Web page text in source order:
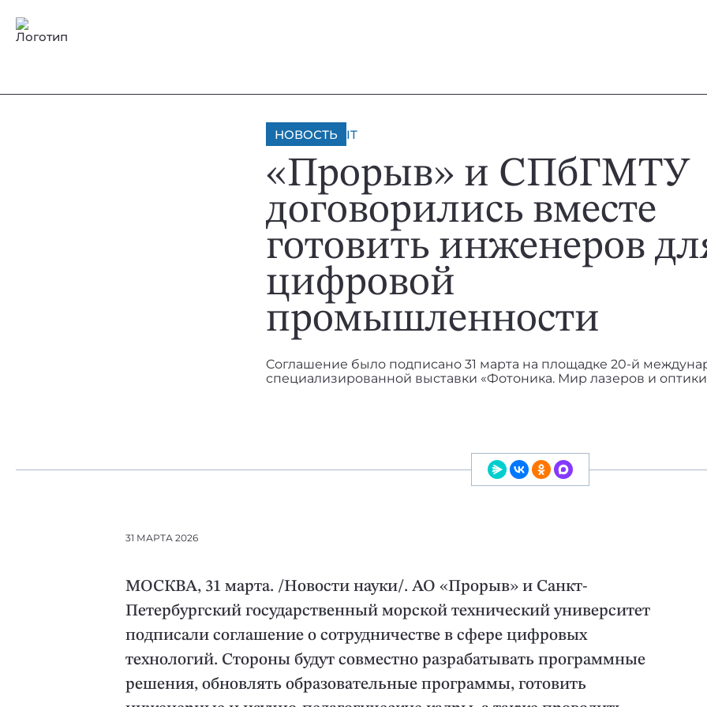
НОВОСТЬ IT
«Прорыв» и СПбГМТУ
договорились вместе
готовить инженеров
цифровой
промышленности
Cоглашение было подписано 31 марта на площадке 20-й
специализированной выставки «Фотоника. Мир лазеров и
31 МАРТА 2026
МОСКВА, 31 марта. /Новости науки/. АО «Прорыв» и Санкт-
Петербургский государственный морской технический университет
подписали соглашение о сотрудничестве в сфере цифровых
технологий. Стороны будут совместно разрабатывать программные
решения, обновлять образовательные программы, готовить